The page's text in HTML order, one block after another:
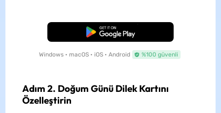
Ücretsiz İndirme
Windows • macOS • iOS • Android %100 güvenli
Adım 2. Doğum Günü Dilek Kartını
Özelleştirin